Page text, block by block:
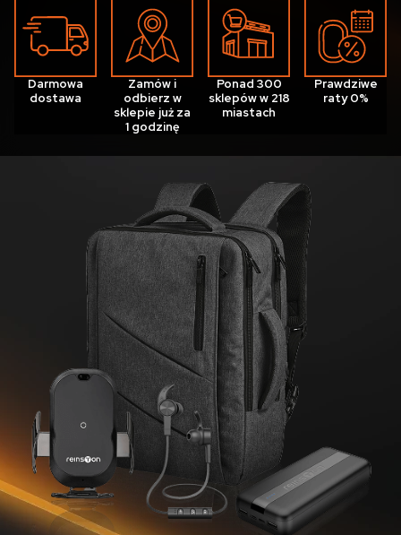
Darmowa
dostawa
Zamów i
odbierz w
sklepie już za
1 godzinę
Ponad 300
sklepów w 218
miastach
Prawdziwe
raty 0%